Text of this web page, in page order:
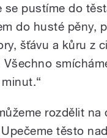
se pustíme do
do husté pěny,
šťávu a kůru z
Všechno
rozdělit
těsto